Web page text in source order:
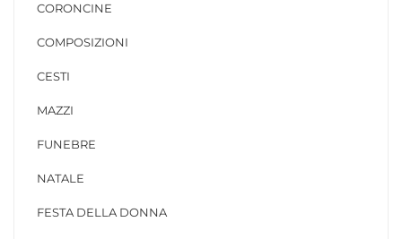
CORONCINE
COMPOSIZIONI
CESTI
MAZZI
FUNEBRE
NATALE
FESTA DELLA DONNA